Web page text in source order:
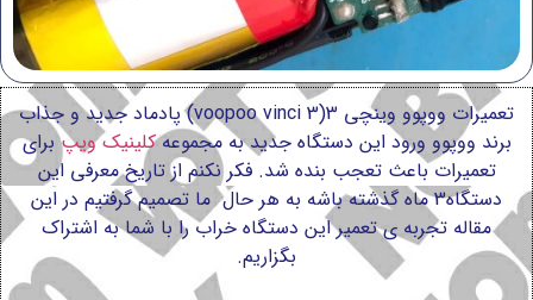
تعمیرات ووپوو وینچی 3(voopoo vinci 3) پادماد جدید و جذاب
برند ووپوو ورود این دستگاه جدید به مجموعهکلینیک ویپبرای
تعمیرات باعث تعجب بنده شد. فکر نکنم از تاریخ معرفی این
دستگاه3 ماه گذشته باشه به هر حال ما تصمیم گرفتیم در این
مقاله تجربه ی تعمیر این دستگاه خراب را با شما به اشتراک
بگزاریم.